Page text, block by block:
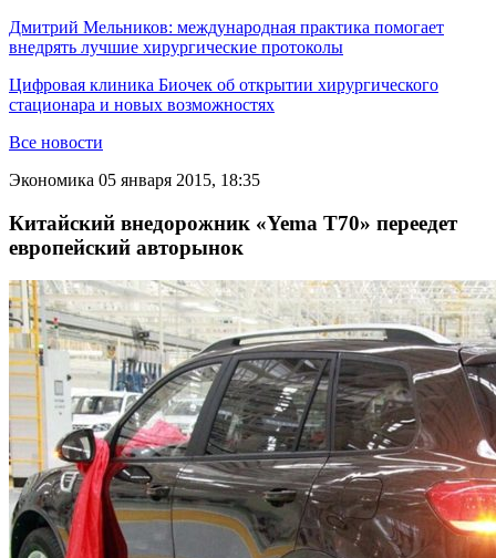
Дмитрий Мельников: международная практика помогает
внедрять лучшие хирургические протоколы
Цифровая клиника Биочек об открытии хирургического
стационара и новых возможностях
Все новости
Экономика 05 января 2015, 18:35
Китайский внедорожник «Yema T70» переедет
европейский авторынок